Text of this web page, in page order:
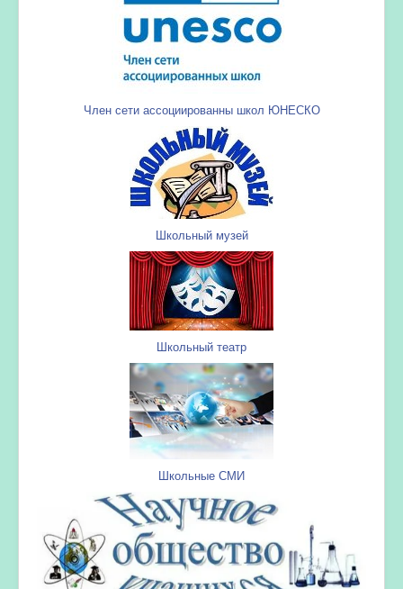
Член сети ассоциированны школ ЮНЕСКО
Школьный музей
Школьный театр
Школьные СМИ